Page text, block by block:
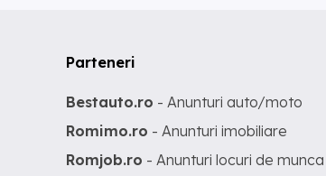
Parteneri
Bestauto.ro - Anunturi auto/moto
Romimo.ro - Anunturi imobiliare
Romjob.ro - Anunturi locuri de munca